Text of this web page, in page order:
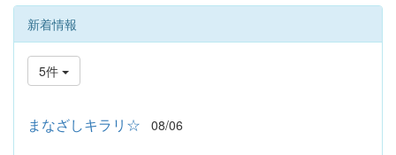
新着情報
5件
まなざしキラリ☆ 08/06